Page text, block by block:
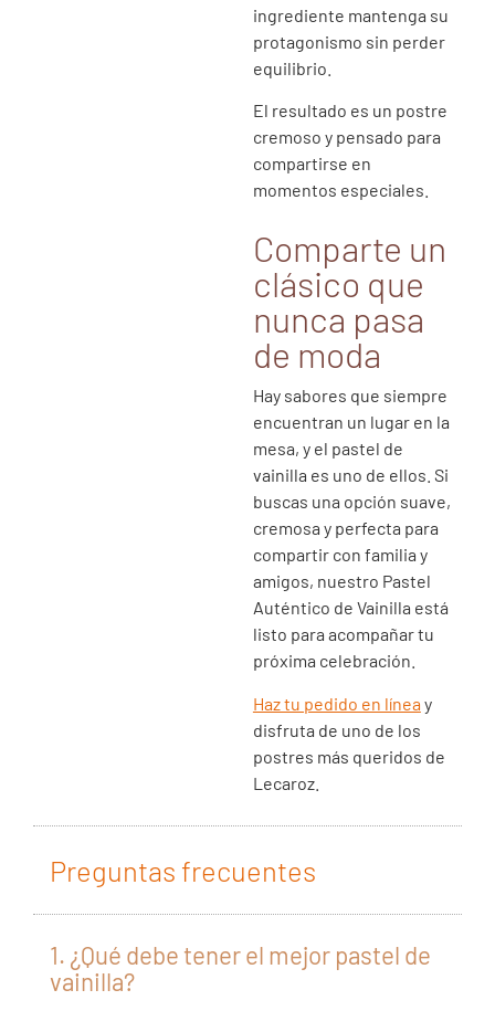
ingrediente mantenga su
protagonismo sin perder
equilibrio.
El resultado es un postre
cremoso y pensado para
compartirse en
momentos especiales.
Comparte un
clásico que
nunca pasa
de moda
Hay sabores que siempre
encuentran un lugar en la
mesa, y el pastel de
vainilla es uno de ellos. Si
buscas una opción suave,
cremosa y perfecta para
compartir con familia y
amigos, nuestro Pastel
Auténtico de Vainilla está
listo para acompañar tu
próxima celebración.
Haz tu pedido en línea y
disfruta de uno de los
postres más queridos de
Lecaroz.
Preguntas frecuentes
1. ¿Qué debe tener el mejor pastel de
vainilla?